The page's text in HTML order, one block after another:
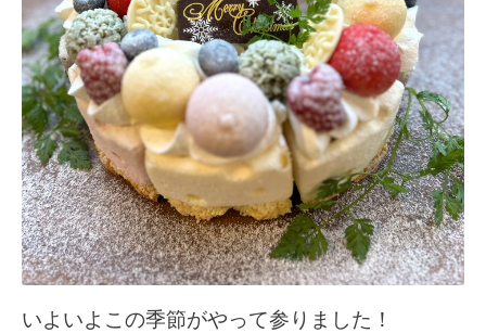
いよいよこの季節がやって参りました！